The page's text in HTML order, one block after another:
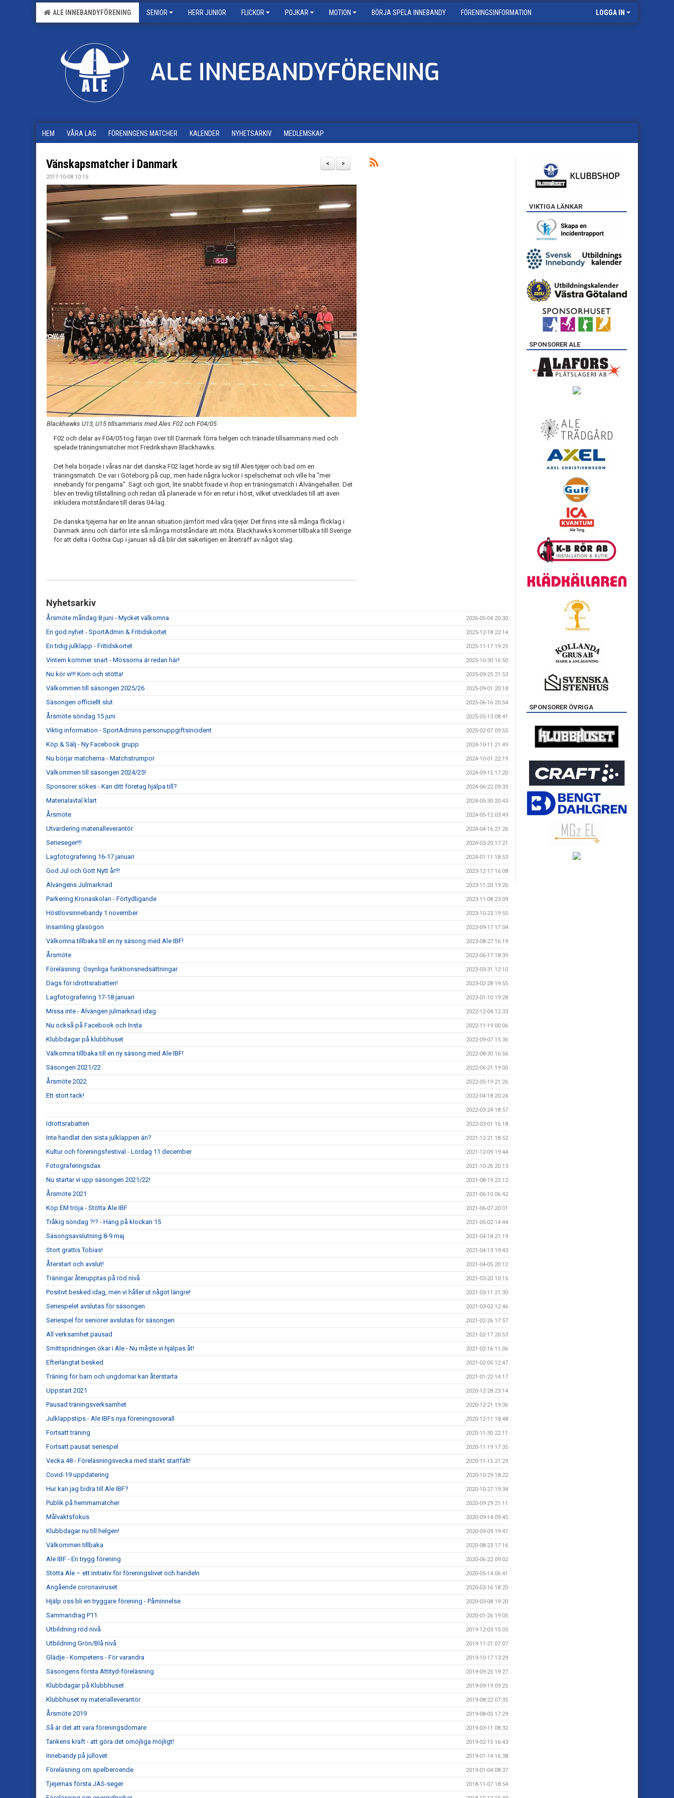
ALE INNEBANDYFÖRENING SENIOR HERR JUNIOR FLICKOR POJKAR MOTION BÖRJA SPELA INNEBANDY FÖRENINGSINFORMATION LOGGA IN
HEM VÅRA LAG FÖRENINGENS MATCHER KALENDER NYHETSARKIV MEDLEMSKAP
>
<
Vänskapsmatcher i Danmark
2017-10-08 10:15
Blackhawks U13, U15 tillsammans med Ales F02 och F04/05
F02 och delar av F04/05 tog färjan över till Danmark förra helgen och tränade tillsammans med och
spelade träningsmatcher mot Fredrikshavn Blackhawks.
Det hela började i våras när det danska F02 laget hörde av sig till Ales tjejer och bad om en
träningsmatch. De var i Göteborg på cup, men hade några luckor i spelschemat och ville ha "mer
innebandy för pengarna". Sagt och gjort, lite snabbt fixade vi ihop en träningsmatch i Älvängehallen. Det
blev en trevlig tillställning och redan då planerade vi för en retur i höst, vilket utvecklades till att även
inkludera motståndare till deras 04-lag.
De danska tjejerna har en lite annan situation jämfört med våra tjejer. Det finns inte så många flicklag i
Danmark ännu och därför inte så många motståndare att möta. Blackhawks kommer tillbaka till Sverige
för att delta i Gothia Cup i januari så då blir det säkerligen en återträff av något slag.
Nyhetsarkiv
Årsmöte måndag 8 juni - Mycket välkomna 2026-05-04 20:30
En god nyhet - SportAdmin & Fritidskortet 2025-12-18 22:14
En tidig julklapp - Fritidskortet 2025-11-17 19:25
Vintern kommer snart - Mössorna är redan här! 2025-10-30 16:50
Nu kör vi!!! Kom och stötta! 2025-09-25 21:53
Välkommen till säsongen 2025/26 2025-09-01 20:18
Säsongen officiellt slut 2025-06-16 20:54
Årsmöte söndag 15 juni 2025-05-13 08:41
Viktig information - SportAdmins personuppgiftsincident 2025-02-07 09:55
Köp & Sälj - Ny Facebook grupp 2024-10-11 21:49
Nu börjar matcherna - Matchstrumpor 2024-10-01 22:19
Välkommen till säsongen 2024/25! 2024-09-15 17:20
Sponsorer sökes - Kan ditt företag hjälpa till? 2024-06-22 09:33
Materialavtal klart 2024-05-30 20:43
Årsmöte 2024-05-12 03:49
Utvärdering materialleverantör 2024-04-16 21:26
Serieseger!!! 2024-03-20 17:21
Lagfotografering 16-17 januari 2024-01-11 18:53
God Jul och Gott Nytt år!!! 2023-12-17 16:08
Älvängens Julmarknad 2023-11-20 19:26
Parkering Kronaskolan - Förtydligande 2023-11-08 23:09
Höstlovsinnebandy 1 november 2023-10-23 19:55
Insamling glasögon 2023-09-17 17:04
Välkomna tillbaka till en ny säsong med Ale IBF! 2023-08-27 16:19
Årsmöte 2023-06-17 18:39
Föreläsning: Osynliga funktionsnedsättningar 2023-03-31 12:10
Dags för idrottsrabatten! 2023-02-28 19:55
Lagfotografering 17-18 januari 2023-01-10 19:28
Missa inte - Älvängen julmarknad idag 2022-12-04 12:33
Nu också på Facebook och Insta 2022-11-19 00:06
Klubbdagar på klubbhuset 2022-09-07 15:36
Välkomna tillbaka till en ny säsong med Ale IBF! 2022-08-30 16:56
Säsongen 2021/22 2022-06-21 19:00
Årsmöte 2022 2022-05-19 21:26
Ett stort tack! 2022-04-18 20:24
2022-03-24 18:57
Idrottsrabatten 2022-03-01 16:18
Inte handlat den sista julklappen än? 2021-12-21 18:52
Kultur och föreningsfestival - Lördag 11 december 2021-12-09 19:44
Fotograferingsdax 2021-10-26 20:13
Nu startar vi upp säsongen 2021/22! 2021-08-19 22:12
Årsmöte 2021 2021-06-10 06:42
Köp EM tröja - Stötta Ale IBF 2021-06-07 20:01
Tråkig söndag ?!? - Häng på klockan 15 2021-05-02 14:44
Säsongsavslutning 8-9 maj 2021-04-18 21:19
Stort grattis Tobias! 2021-04-13 19:43
Återstart och avslut! 2021-04-05 20:12
Träningar återupptas på röd nivå 2021-03-20 10:15
Positivt besked idag, men vi håller ut något längre! 2021-03-11 21:30
Seriespelet avslutas för säsongen 2021-03-02 12:46
Seriespel för seniorer avslutas för säsongen 2021-02-26 17:57
All verksamhet pausad 2021-02-17 20:53
Smittspridningen ökar i Ale - Nu måste vi hjälpas åt! 2021-02-16 11:06
Efterlängtat besked 2021-02-05 12:47
Träning för barn och ungdomar kan återstarta 2021-01-22 14:17
Uppstart 2021 2020-12-28 23:14
Pausad träningsverksamhet 2020-12-21 19:36
Julklappstips - Ale IBFs nya föreningsoverall 2020-12-11 18:48
Fortsatt träning 2020-11-30 22:11
Fortsatt pausat seriespel 2020-11-19 17:35
Vecka 48 - Föreläsningsvecka med starkt startfält! 2020-11-15 21:29
Covid-19 uppdatering 2020-10-29 18:22
Hur kan jag bidra till Ale IBF? 2020-10-27 19:34
Publik på hemmamatcher 2020-09-29 21:11
Målvaktsfokus 2020-09-14 09:45
Klubbdagar nu till helgen! 2020-09-09 19:47
Välkommen tillbaka 2020-08-23 17:16
Ale IBF - En trygg förening 2020-06-22 09:02
Stötta Ale – ett initiativ för föreningslivet och handeln 2020-05-14 06:41
Angående coronaviruset 2020-03-16 18:20
Hjälp oss bli en tryggare förening - Påminnelse 2020-03-08 19:20
Sammandrag P11 2020-01-26 19:05
Utbildning röd nivå 2019-12-03 15:05
Utbildning Grön/Blå nivå 2019-11-21 07:07
Glädje - Kompetens - För varandra 2019-10-17 13:29
Säsongens första Attityd-föreläsning 2019-09-25 19:27
Klubbdagar på Klubbhuset 2019-09-19 09:25
Klubbhuset ny materialleverantör 2019-08-22 07:35
Årsmöte 2019 2019-08-05 17:29
Så är det att vara föreningsdomare 2019-03-11 08:32
Tankens kraft - att göra det omöjliga möjligt! 2019-02-15 16:43
Innebandy på jullovet 2019-01-14 16:38
Föreläsning om spelberoende 2019-01-04 08:37
Tjejernas första JAS-seger 2018-11-07 18:54
VIKTIGA LÄNKAR
SPONSORER ALE
SPONSORER ÖVRIGA